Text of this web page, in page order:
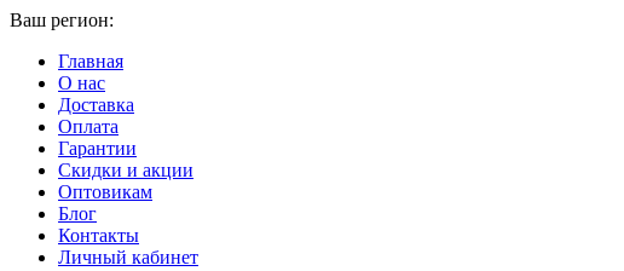
Ваш регион:
Главная
О нас
Доставка
Оплата
Гарантии
Скидки и акции
Оптовикам
Блог
Контакты
Личный кабинет